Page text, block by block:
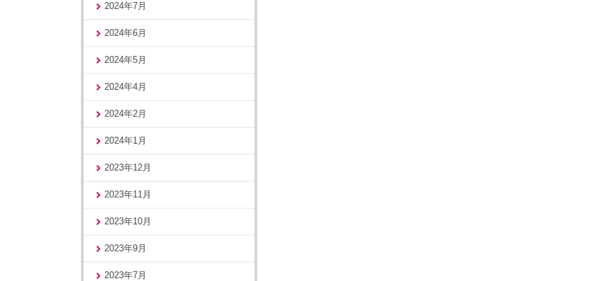
2024年7月
2024年6月
2024年5月
2024年4月
2024年2月
2024年1月
2023年12月
2023年11月
2023年10月
2023年9月
2023年7月